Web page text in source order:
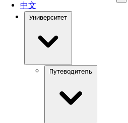
中文
Университет
Путеводитель